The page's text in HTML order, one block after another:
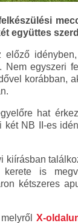
együttes
egyszeri
korábban,
hat
két NB II-es
is
kétszeres
melyrőlX-